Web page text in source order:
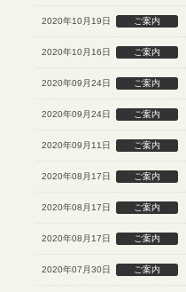
2020年10月19日 ご案内
2020年10月16日 ご案内
2020年09月24日 ご案内
2020年09月24日 ご案内
2020年09月11日 ご案内
2020年08月17日 ご案内
2020年08月17日 ご案内
2020年08月17日 ご案内
2020年07月30日 ご案内